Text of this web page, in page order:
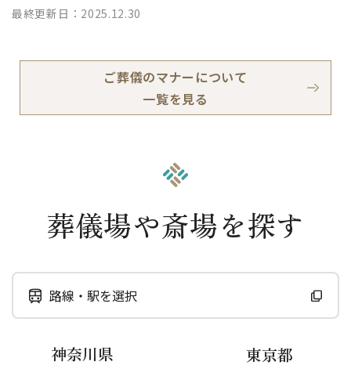
最終更新日：2025.12.30
ご葬儀のマナーについて
一覧を見る
葬儀場や斎場を探す
路線・駅を選択
神奈川県 東京都